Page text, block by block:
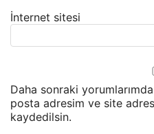
İnternet sitesi
Daha sonraki
posta adresim ve site
kaydedilsin.